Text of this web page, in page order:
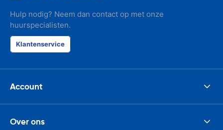
Hulp nodig? Neem dan contact op met onze
huurspecialisten.
Klantenservice
Account
Over ons